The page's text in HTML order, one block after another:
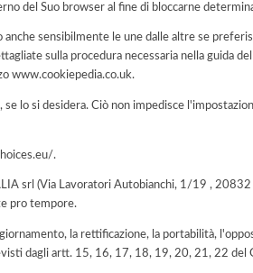
del Suo browser al fine di bloccarne
sensibilmente le une dalle altre se
sulla procedura necessaria nella guida
www.cookiepedia.co.uk.
lo si desidera. Ciò non impedisce
.
srl (Via Lavoratori Autobianchi, 1/19 , 20832
pro tempore.
la rettificazione, la portabilità,
dagli artt. 15, 16, 17, 18, 19, 20, 21, 22 del